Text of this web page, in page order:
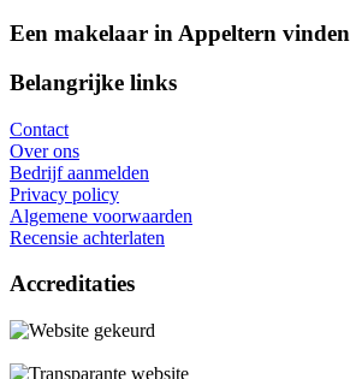
Een makelaar in Appeltern vinden
Belangrijke links
Contact
Over ons
Bedrijf aanmelden
Privacy policy
Algemene voorwaarden
Recensie achterlaten
Accreditaties